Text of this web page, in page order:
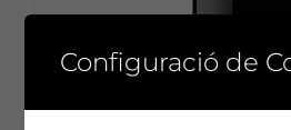
Configuració de